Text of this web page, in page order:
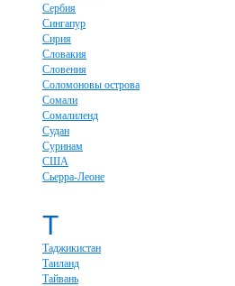
Сербия
Сингапур
Сирия
Словакия
Словения
Соломоновы острова
Сомали
Сомалиленд
Судан
Суринам
США
Сьерра-Леоне
Т
Таджикистан
Таиланд
Тайвань